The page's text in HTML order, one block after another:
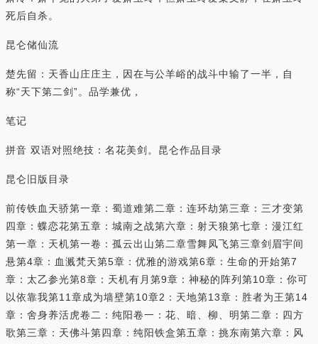
死后自杀。
昆仑储仙流
楚先留：天香山庄庄主，因在与公羊峪的战斗中输了一半，自
称“天下第二剑”。品学兼优，
笔记
拼音 双语对照绝技：名花美剑。昆仑作品目录
昆仑旧版目录
前传铁血天骄第一章：蜀道难第二章：连环劫第三章：三才变第
四章：蝶恋花第五章：城南之战第六章：射天狼第七章：漫江红
第一章：天机第一卷：孤云出山第二章雪舞凤飞第三章剑眉宇间
悬第4章：血溅梵天第5章：优雅的游戏第6章：生命的开始第7
章：太乙参光第8章：天机有月第9章：神秘的阵列第10章：你可
以依靠我第11章成为墙壁第10章2：天地第13章：胜者为王第14
章：舍身养活虎卷二：纯阳卷一：花、暗、柳、明第二章：四方
歌第三章：天佛斗第四章：纯阳铁盒第五章：挑东南第六章：风